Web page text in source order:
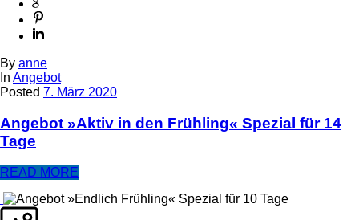
By anne
In Angebot
Posted 7. März 2020
Angebot »Aktiv in den Frühling« Spezial für 14
Tage
READ MORE